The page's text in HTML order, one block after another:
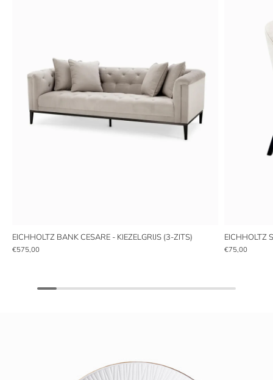
EICHHOLTZ BANK CESARE - KIEZELGRIJS (3-ZITS)
€575,00
EICHHOLTZ
€75,00